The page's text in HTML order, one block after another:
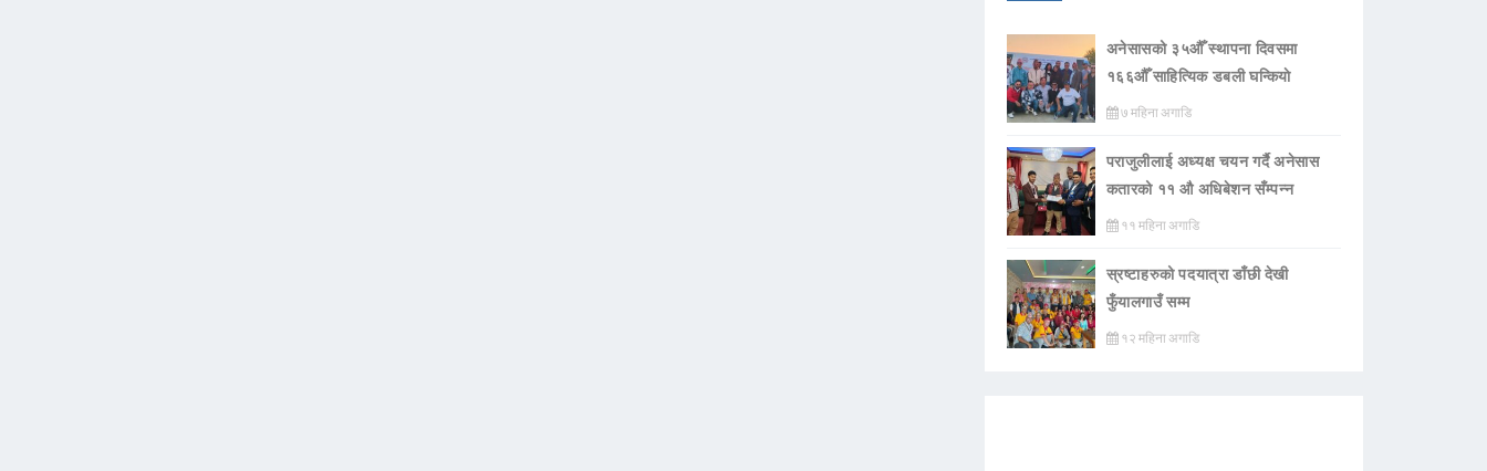
अनेसासको ३५औँ स्थापना दिवसमा
१६६औँ साहित्यिक डबली घन्कियाे
७ महिना अगाडि
पराजुलीलाई अध्यक्ष चयन गर्दै अनेसास
कतारको ११ औ अधिबेशन सँम्पन्न
११ महिना अगाडि
स्रष्टाहरुको पदयात्रा डाँछी देखी
फुँयालगाउँ सम्म
१२ महिना अगाडि